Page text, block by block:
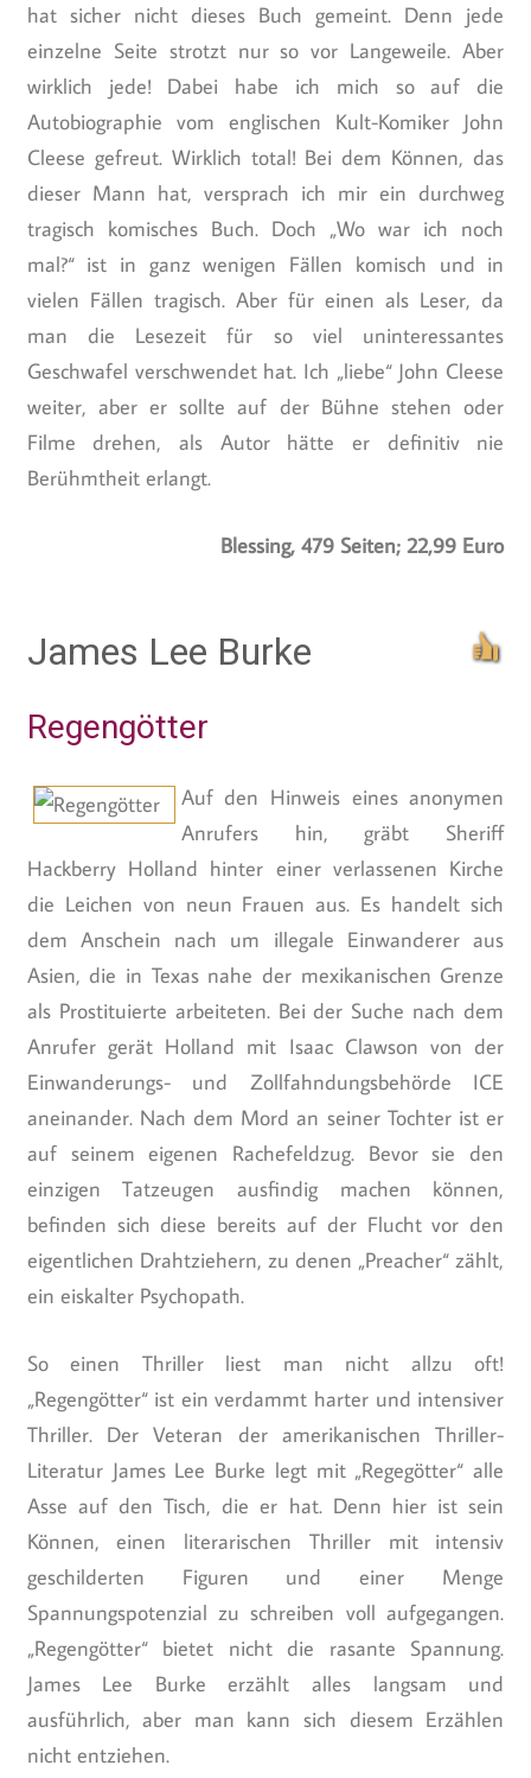
hat sicher nicht dieses Buch gemeint. Denn jede
einzelne Seite strotzt nur so vor Langeweile. Aber
wirklich jede! Dabei habe ich mich so auf die
Autobiographie vom englischen Kult-Komiker John
Cleese gefreut. Wirklich total! Bei dem Können, das
dieser Mann hat, versprach ich mir ein durchweg
tragisch komisches Buch. Doch „Wo war ich noch
mal?“ ist in ganz wenigen Fällen komisch und in
vielen Fällen tragisch. Aber für einen als Leser, da
man die Lesezeit für so viel uninteressantes
Geschwafel verschwendet hat. Ich „liebe“ John Cleese
weiter, aber er sollte auf der Bühne stehen oder
Filme drehen, als Autor hätte er definitiv nie
Berühmtheit erlangt.
Blessing, 479 Seiten; 22,99 Euro
James Lee Burke
Regengötter
Auf den Hinweis eines anonymen
Anrufers hin, gräbt Sheriff
Hackberry Holland hinter einer verlassenen Kirche
die Leichen von neun Frauen aus. Es handelt sich
dem Anschein nach um illegale Einwanderer aus
Asien, die in Texas nahe der mexikanischen Grenze
als Prostituierte arbeiteten. Bei der Suche nach dem
Anrufer gerät Holland mit Isaac Clawson von der
Einwanderungs- und Zollfahndungsbehörde ICE
aneinander. Nach dem Mord an seiner Tochter ist er
auf seinem eigenen Rachefeldzug. Bevor sie den
einzigen Tatzeugen ausfindig machen können,
befinden sich diese bereits auf der Flucht vor den
eigentlichen Drahtziehern, zu denen „Preacher“ zählt,
ein eiskalter Psychopath.
So einen Thriller liest man nicht allzu oft!
„Regengötter“ ist ein verdammt harter und intensiver
Thriller. Der Veteran der amerikanischen Thriller-
Literatur James Lee Burke legt mit „Regegötter“ alle
Asse auf den Tisch, die er hat. Denn hier ist sein
Können, einen literarischen Thriller mit intensiv
geschilderten Figuren und einer Menge
Spannungspotenzial zu schreiben voll aufgegangen.
„Regengötter“ bietet nicht die rasante Spannung.
James Lee Burke erzählt alles langsam und
ausführlich, aber man kann sich diesem Erzählen
nicht entziehen.